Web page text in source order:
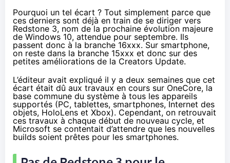
Pourquoi un tel écart ? Tout simplement parce que
ces derniers sont déjà en train de se diriger vers
Redstone 3, nom de la prochaine évolution majeure
de Windows 10, attendue pour septembre. Ils
passent donc à la branche 16xxx. Sur smartphone,
on reste dans la branche 15xxx et donc sur des
petites améliorations de la Creators Update.
L’éditeur avait expliqué il y a deux semaines que cet
écart était dû aux travaux en cours sur OneCore, la
base commune du système à tous les appareils
supportés (PC, tablettes, smartphones, Internet des
objets, HoloLens et Xbox). Cependant, on retrouvait
ces travaux à chaque début de nouveau cycle, et
Microsoft se contentait d’attendre que les nouvelles
builds soient prêtes pour les smartphones.